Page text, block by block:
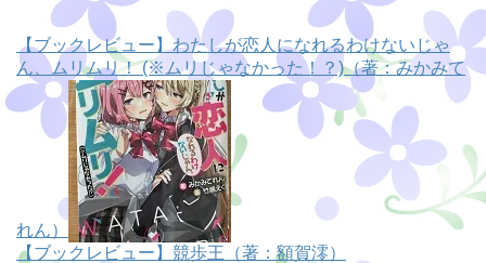
【ブックレビュー】わたしが恋人になれるわけないじゃ
ん、ムリムリ！ (※ムリじゃなかった！？)（著：みかみて
れん）
【ブックレビュー】競歩王（著：額賀澪）